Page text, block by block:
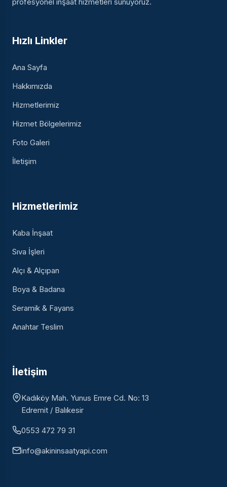
Hızlı Linkler
Ana Sayfa
Hakkımızda
Hizmetlerimiz
Hizmet Bölgelerimiz
Foto Galeri
İletişim
Hizmetlerimiz
Kaba İnşaat
Sıva İşleri
Alçı & Alçıpan
Boya & Badana
Seramik & Fayans
Anahtar Teslim
İletişim
Kadıköy Mah. Yunus Emre Cd. No: 13
Edremit / Balıkesir
0553 472 79 31
info@akininsaatyapi.com